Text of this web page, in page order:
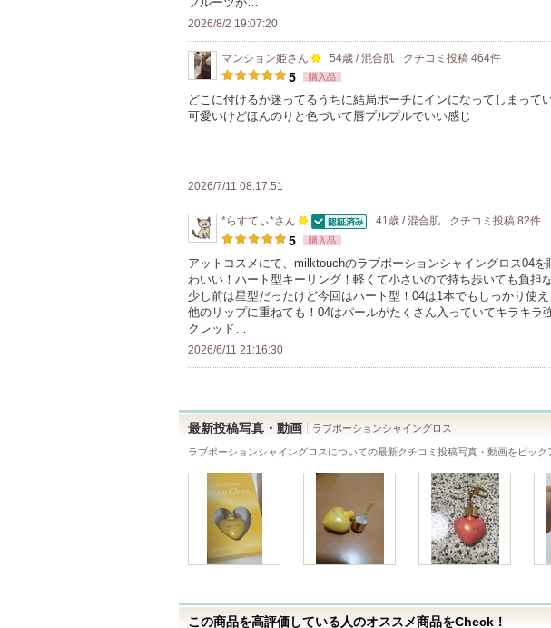
り
登
録
さ
ま
す
ン
バ
ー
に
り
登
録
さ
れ
ま
2026/8/2 19:07:20
マンション姫さん
100
人
以
ン
バ
ー
に
お
気
録
す
54歳 / 混合肌 クチコミ投稿 464件
5 購入品
どこに付けるか迷ってるうちに結局ポーチにインになってしまって
可愛いけどほんのりと色づいて唇プルプルでいい感じ
2026/7/11 08:17:51
*らすてぃ*さん
100
人
以
上
ン
ー
に
お
気
登
さ
認証済
41歳 / 混合肌 クチコミ投稿 82件
5 購入品
アットコスメにて、milktouchのラブポーションシャイングロス04を
わいい！ハート型キーリング！軽くて小さいので持ち歩いても負担
少し前は星型だったけど今回はハート型！04は1本でもしっかり使
他のリップに重ねても！04はパールがたくさん入っていてキラキラ
クレッド…
2026/6/11 21:16:30
最新投稿写真・動画 ラブポーションシャイングロス
ラブポーションシャイングロス についての最新クチコミ投稿写真・動画をピック
この商品を高評価している人のオススメ商品をCheck！